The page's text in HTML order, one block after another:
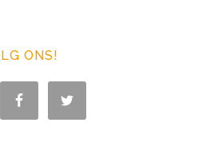
ONS!